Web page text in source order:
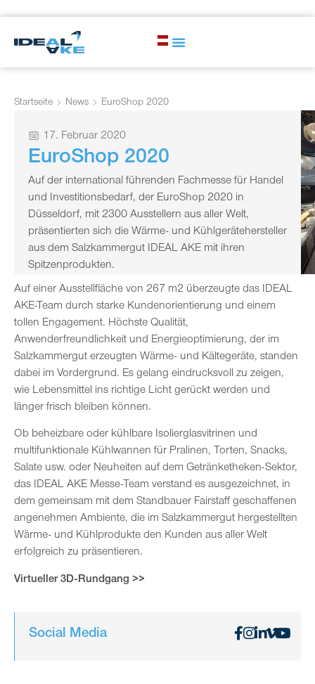
Startseite News EuroShop 2020
17. Februar 2020
EuroShop 2020
Auf der international führenden Fachmesse für Handel
und Investitionsbedarf, der EuroShop 2020 in
Düsseldorf, mit 2300 Ausstellern aus aller Welt,
präsentierten sich die Wärme- und Kühlgerätehersteller
aus dem Salzkammergut IDEAL AKE mit ihren
Spitzenprodukten.
Auf einer Ausstellfläche von 267 m2 überzeugte das IDEAL
AKE-Team durch starke Kundenorientierung und einem
tollen Engagement. Höchste Qualität,
Anwenderfreundlichkeit und Energieoptimierung, der im
Salzkammergut erzeugten Wärme- und Kältegeräte, standen
dabei im Vordergrund. Es gelang eindrucksvoll zu zeigen,
wie Lebensmittel ins richtige Licht gerückt werden und
länger frisch bleiben können.
Ob beheizbare oder kühlbare Isolierglasvitrinen und
multifunktionale Kühlwannen für Pralinen, Torten, Snacks,
Salate usw. oder Neuheiten auf dem Getränketheken-Sektor,
das IDEAL AKE Messe-Team verstand es ausgezeichnet, in
dem gemeinsam mit dem Standbauer Fairstaff geschaffenen
angenehmen Ambiente, die im Salzkammergut hergestellten
Wärme- und Kühlprodukte den Kunden aus aller Welt
erfolgreich zu präsentieren.
Virtueller 3D-Rundgang >>
Social Media